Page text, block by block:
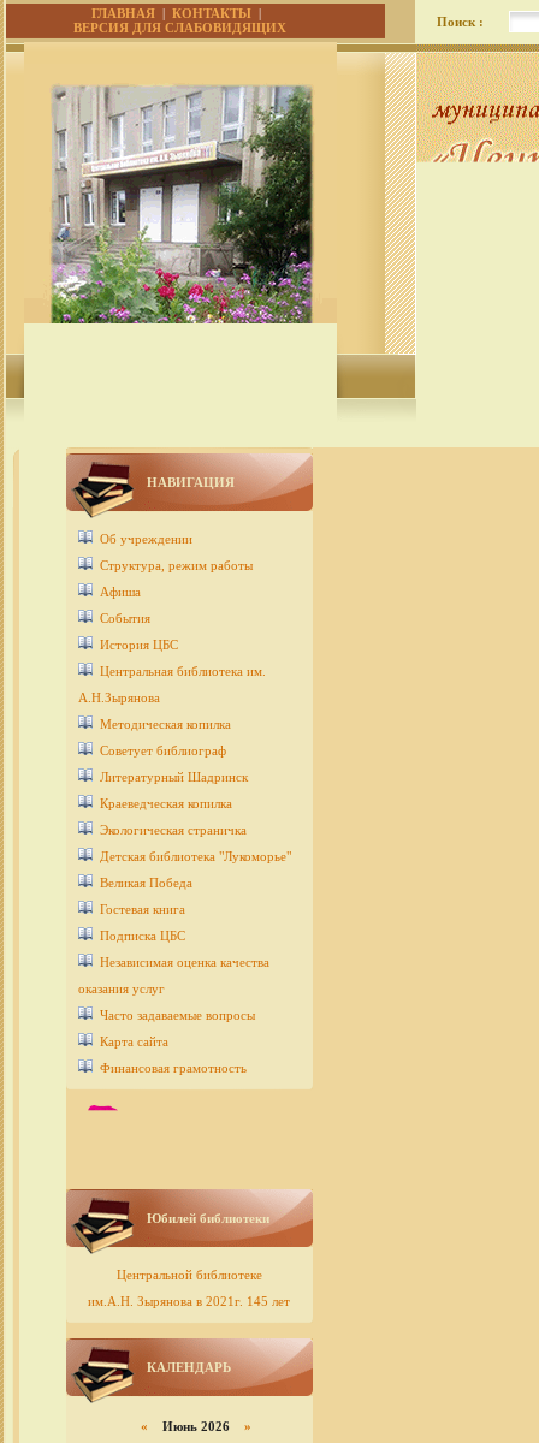
ГЛАВНАЯ |КОНТАКТЫ |
ВЕРСИЯ ДЛЯ СЛАБОВИДЯЩИХ
Поиск :
НАВИГАЦИЯ
Об учреждении
Структура, режим работы
Афиша
События
История ЦБС
Центральная библиотека им.
А.Н.Зырянова
Методическая копилка
Советует библиограф
Литературный Шадринск
Краеведческая копилка
Экологическая страничка
Детcкая библиотека "Лукоморье"
Великая Победа
Гостевая книга
Подписка ЦБС
Независимая оценка качества
оказания услуг
Часто задаваемые вопросы
Карта сайта
Финансовая грамотность
Юбилей библиотеки
Центральной библиотеке
им.А.Н. Зырянова в 2021г. 145 лет
КАЛЕНДАРЬ
« Июнь 2026 »